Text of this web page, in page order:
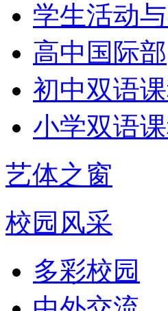
学生活动
高中国际部
初中双语
小学双语
艺体之窗
校园风采
多彩校园